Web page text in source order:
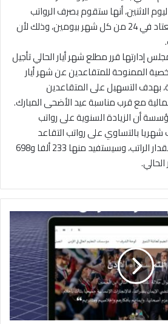
الاثنين، أنها ستقوم بصرف الرواتب
التقاعدية قبل الموعد المعتاد في 24 من كل شهر بيومين، وذلك لأن
إدارتها قرر مطلع شهر أيار الحالي تأجيل
الممنوحة للمتقاعدين عن شهر أيار
بهدف التسهيل على المتقاعدين
مع قرب مناسبة عيد الأضحى المبارك.
أن الزيادة السنوية على رواتب
بالتساوي على رواتب التقاعد
والاعتلال بغض النظر عن مقدار الراتب، وسيستفيد منها 233 ألفا و698